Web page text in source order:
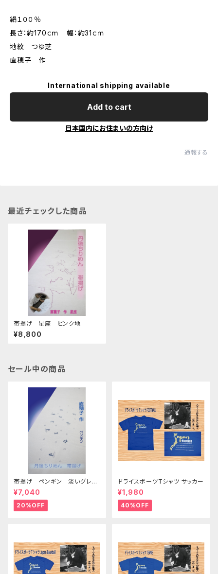
絹１００％
長さ：約170ｃｍ 幅：約31ｃｍ
地紋 つゆ芝
直穂子 作
International shipping available
Add to cart
日本国内にお住まいの方向け
通報する
最近チェックした商品
帯揚げ 星座 ピンク地
¥8,800
セール中の商品
帯揚げ ペンギン 淡いグレー
色 （少々染料とびあり）
¥7,040
20%OFF
ドライスポーツTシャツ サッカー
¥1,980
40%OFF